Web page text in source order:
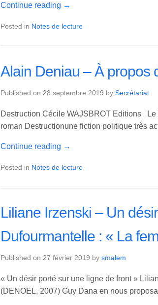
Continue reading →
Posted in Notes de lecture
Alain Deniau – À propos
Published on 28 septembre 2019 by Secrétariat
Destruction Cécile WAJSBROT Editions
roman Destructionune fiction politique très
Continue reading →
Posted in Notes de lecture
Liliane Irzenski – Un
Dufourmantelle : « La
Published on 27 février 2019 by smalem
« Un désir porté sur une ligne de front »
(DENOEL, 2007) Guy Dana en nous